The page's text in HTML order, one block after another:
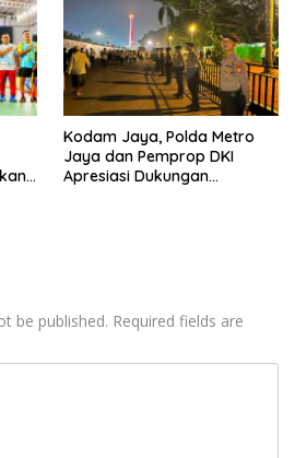
Kodam Jaya, Polda Metro
Jaya dan Pemprop DKI
Apresiasi Dukungan
be published. Required fields are